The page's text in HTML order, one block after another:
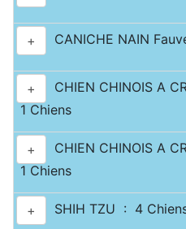
+ CANICHE NAIN
+
CHIEN CHINOIS A
1 Chiens
+
CHIEN CHINOIS A
1 Chiens
+ SHIH TZU : 4